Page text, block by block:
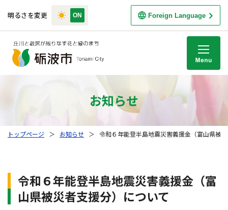
明るさを変更 Foreign Language
お知らせ
トップページ ＞ お知らせ ＞ 令和６年能登半島地震災害義援金（富山県被
令和６年能登半島地震災害義援金（富
山県被災者支援分）について